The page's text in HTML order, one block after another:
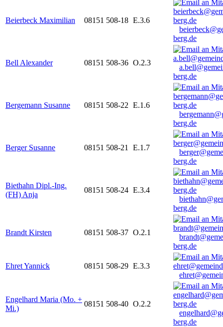
Beierbeck Maximilian 08151 508-18 E.3.6
berg.de
Bell Alexander 08151 508-36 O.2.3
berg.de
Bergemann Susanne 08151 508-22 E.1.6
berg.de
Berger Susanne 08151 508-21 E.1.7
berg.de
Biethahn Dipl.-Ing.
(FH) Anja
08151 508-24 E.3.4
berg.de
Brandt Kirsten 08151 508-37 O.2.1
berg.de
Ehret Yannick 08151 508-29 E.3.3
Engelhard Maria (Mo. +
Mi.)
08151 508-40 O.2.2
berg.de